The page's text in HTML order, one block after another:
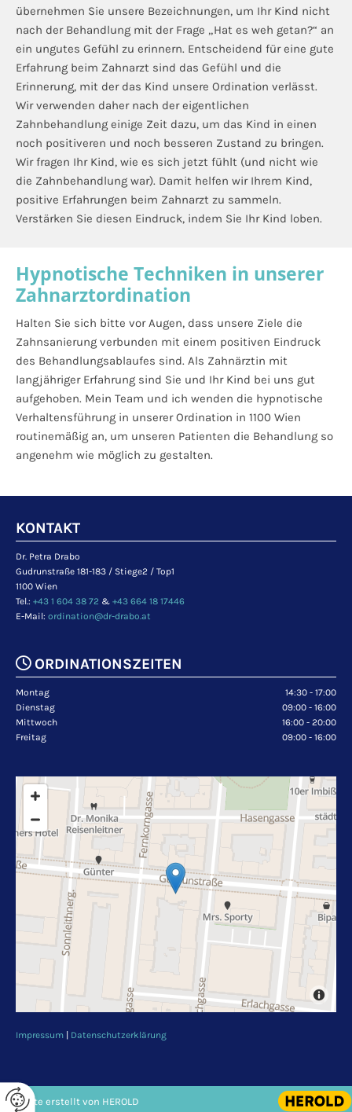
übernehmen Sie unsere Bezeichnungen, um Ihr Kind nicht
nach der Behandlung mit der Frage „Hat es weh getan?“ an
ein ungutes Gefühl zu erinnern. Entscheidend für eine gute
Erfahrung beim Zahnarzt sind das Gefühl und die
Erinnerung, mit der das Kind unsere Ordination verlässt.
Wir verwenden daher nach der eigentlichen
Zahnbehandlung einige Zeit dazu, um das Kind in einen
noch positiveren und noch besseren Zustand zu bringen.
Wir fragen Ihr Kind, wie es sich jetzt fühlt (und nicht wie
die Zahnbehandlung war). Damit helfen wir Ihrem Kind,
positive Erfahrungen beim Zahnarzt zu sammeln.
Verstärken Sie diesen Eindruck, indem Sie Ihr Kind loben.
Hypnotische Techniken in unserer
Zahnarztordination
Halten Sie sich bitte vor Augen, dass unsere Ziele die
Zahnsanierung verbunden mit einem positiven Eindruck
des Behandlungsablaufes sind. Als Zahnärztin mit
langjähriger Erfahrung sind Sie und Ihr Kind bei uns gut
aufgehoben. Mein Team und ich wenden die hypnotische
Verhaltensführung in unserer Ordination in 1100 Wien
routinemäßig an, um unseren Patienten die Behandlung so
angenehm wie möglich zu gestalten.
KONTAKT
Dr. Petra Drabo
Gudrunstraße 181-183 / Stiege2 / Top1
1100 Wien
Tel.: +43 1 604 38 72 & +43 664 18 17446
E-Mail: ordination@dr-drabo.at
ORDINATIONSZEITEN
Montag
14:30 - 17:00
Dienstag
09:00 - 16:00
Mittwoch
16:00 - 20:00
Freitag
09:00 - 16:00
Impressum Datenschutzerklärung
Website erstellt von HEROLD